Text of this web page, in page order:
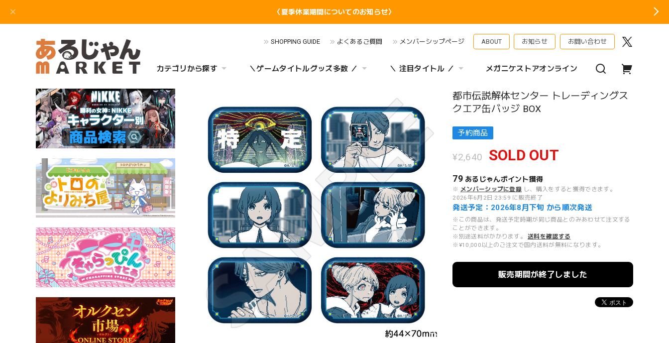
〈夏季休業期間についてのお知らせ〉
SHOPPING GUIDE よくあるご質問 メンバーシップページ ABOUT お知らせ お問い合わせ
カテゴリから探す ＼ゲームタイトルグッズ多数 ／ ＼ 注目タイトル ／ メガニケストアオンライン
都市伝説解体センター トレーディングス
クエア缶バッジ BOX
予約商品
¥2,640 SOLD OUT
79 あるじゃんポイント獲得
※ メンバーシップに登録 し、購入をすると獲得できます。
2026年6月2日 23:59 に販売終了
発送予定：2026年8月下旬 から順次発送
※この商品は、発送予定時期が同じ商品とのみあわせて注文する
ことができます。
※別途送料がかかります。
送料を確認する
※¥10,000以上のご注文で国内送料が無料になります。
販売期間が終了しました